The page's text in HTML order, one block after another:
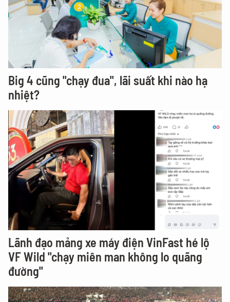
Big 4 cũng "chạy đua", lãi suất khi nào hạ
nhiệt?
Lãnh đạo mảng xe máy điện VinFast hé lộ
VF Wild "chạy miên man không lo quãng
đường"